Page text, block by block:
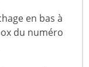
en bas à
du numéro